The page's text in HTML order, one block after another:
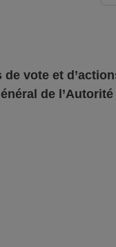
vote et
énéral de l’Autorité